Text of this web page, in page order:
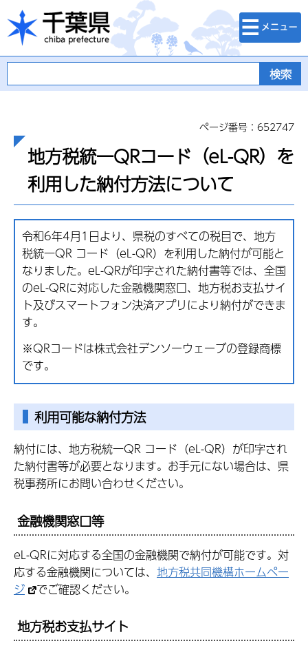
千葉県
検索・メニュ
ー
ページ番号：652747
地方税統一QRコード（eL-QR）を
利用した納付方法について
令和6年4月1日より、県税のすべての税目で、地方
税統一QR コード（eL-QR）を利用した納付が可能と
なりました。eL-QRが印字された納付書等では、全国
のeL-QRに対応した金融機関窓口、地方税お支払サイ
ト及びスマートフォン決済アプリにより納付ができま
す。
※QRコードは株式会社デンソーウェーブの登録商標
です。
利用可能な納付方法
納付には、地方税統一QR コード（eL-QR）が印字され
た納付書等が必要となります。お手元にない場合は、県
税事務所にお問い合わせください。
金融機関窓口等
eL-QRに対応する全国の金融機関で納付が可能です。対
応する金融機関については、 地方税共同機構ホームペー
ジ
でご確認ください。
地方税お支払サイト